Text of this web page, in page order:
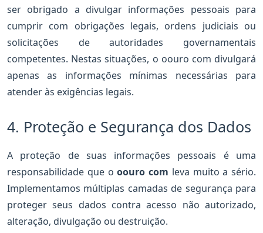
ser obrigado a divulgar informações pessoais para
cumprir com obrigações legais, ordens judiciais ou
solicitações de autoridades governamentais
competentes. Nestas situações, o oouro com divulgará
apenas as informações mínimas necessárias para
atender às exigências legais.
4. Proteção e Segurança dos Dados
A proteção de suas informações pessoais é uma
responsabilidade que ooouro com leva muito a sério.
Implementamos múltiplas camadas de segurança para
proteger seus dados contra acesso não autorizado,
alteração, divulgação ou destruição.